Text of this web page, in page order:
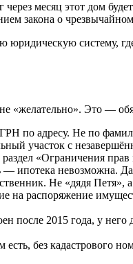
через месяц этот дом
закона о
систему,
«желательно». Это —
по адресу. Не по
участок с
«Ограничения прав
ипотека невозможна.
Не «дядя
на распоряжение
после 2015 года, у
без кадастрового